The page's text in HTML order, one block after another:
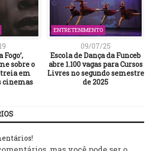
Fogo’,
sobre o
em
cinemas
ENTRETENIMENTO
09/07/25
Escola de Dança da Funceb
abre 1.100 vagas para Cursos
Livres no segundo semestre
de 2025